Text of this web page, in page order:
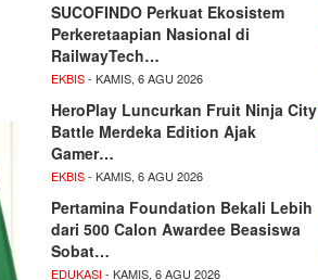
SUCOFINDO Perkuat Ekosistem
Perkeretaapian Nasional di
RailwayTech…
EKBIS- KAMIS, 6 AGU 2026
HeroPlay Luncurkan Fruit Ninja City
Battle Merdeka Edition Ajak
Gamer…
EKBIS- KAMIS, 6 AGU 2026
Pertamina Foundation Bekali Lebih
dari 500 Calon Awardee Beasiswa
Sobat…
EDUKASI- KAMIS, 6 AGU 2026